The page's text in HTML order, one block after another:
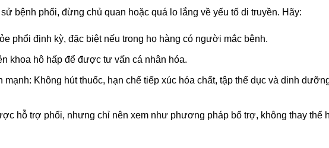
bệnh phổi, đừng chủ quan hoặc quá lo lắng về yếu tố di truyền. Hãy:
phổi định kỳ, đặc biệt nếu trong họ hàng có người mắc bệnh.
khoa hô hấp để được tư vấn cá nhân hóa.
mạnh: Không hút thuốc, hạn chế tiếp xúc hóa chất, tập thể dục và dinh
hỗ trợ phổi, nhưng chỉ nên xem như phương pháp bổ trợ, không thay thế